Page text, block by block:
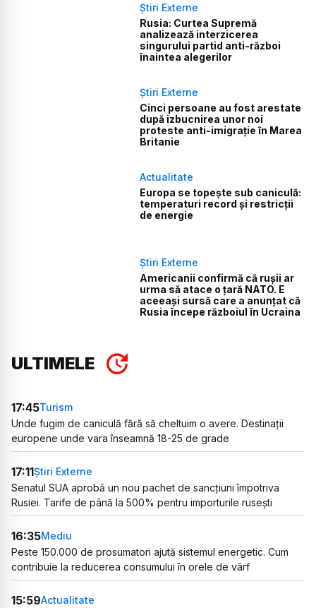
Știri Externe
Rusia: Curtea Supremă
analizează interzicerea
singurului partid anti-război
înaintea alegerilor
Știri Externe
Cinci persoane au fost arestate
după izbucnirea unor noi
proteste anti-imigrație în Marea
Britanie
Actualitate
Europa se topește sub caniculă:
temperaturi record și restricții
de energie
Știri Externe
Americanii confirmă că rușii ar
urma să atace o țară NATO. E
aceeași sursă care a anunțat că
Rusia începe războiul în Ucraina
ULTIMELE
17:45Turism
Unde fugim de caniculă fără să cheltuim o avere. Destinații
europene unde vara înseamnă 18-25 de grade
17:11Știri Externe
Senatul SUA aprobă un nou pachet de sancțiuni împotriva
Rusiei. Tarife de până la 500% pentru importurile rusești
16:35Mediu
Peste 150.000 de prosumatori ajută sistemul energetic. Cum
contribuie la reducerea consumului în orele de vârf
15:59Actualitate